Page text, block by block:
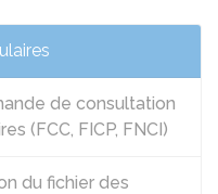
de consultation
(FCC, FICP, FNCI)
du fichier des